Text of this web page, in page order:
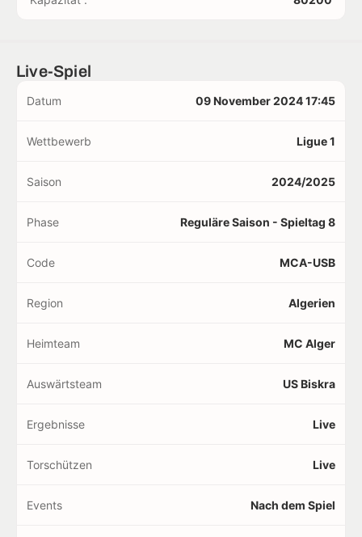
Live-Spiel
Datum 09 November 2024 17:45
Wettbewerb Ligue 1
Saison 2024/2025
Phase Reguläre Saison - Spieltag 8
Code MCA-USB
Region Algerien
Heimteam MC Alger
Auswärtsteam US Biskra
Ergebnisse Live
Torschützen Live
Events Nach dem Spiel